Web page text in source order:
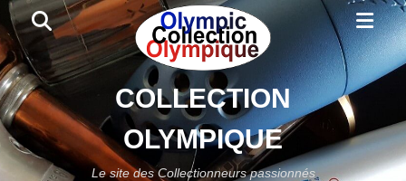
COLLECTION
OLYMPIQUE
Le site des Collectionneurs passionnés
Menu
Search